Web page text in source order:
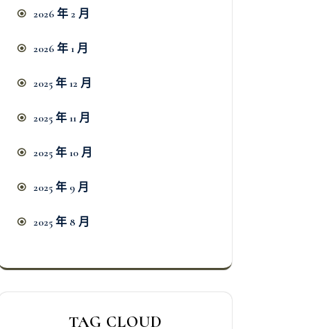
2026 年 2 月
2026 年 1 月
2025 年 12 月
2025 年 11 月
2025 年 10 月
2025 年 9 月
2025 年 8 月
TAG CLOUD